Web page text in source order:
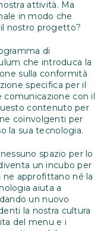
attività. Ma
in modo che
nostro progetto?
di
che introduca la
sulla conformità
specifica per il
comunicazione con il
contenuto per
coinvolgenti per
la sua tecnologia.
spazio per lo
un incubo per
approfittano né la
aiuta a
un nuovo
la nostra cultura
del menu e i